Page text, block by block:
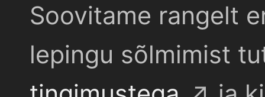
Soovitame rangelt
lepingu sõlmimist